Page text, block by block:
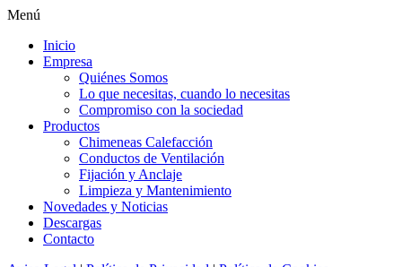
Menú
Inicio
Empresa
Quiénes Somos
Lo que necesitas, cuando lo necesitas
Compromiso con la sociedad
Productos
Chimeneas Calefacción
Conductos de Ventilación
Fijación y Anclaje
Limpieza y Mantenimiento
Novedades y Noticias
Descargas
Contacto